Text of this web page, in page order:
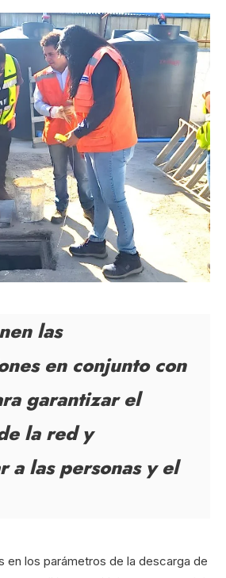
las
en conjunto con
garantizar el
la red y
a las personas y el
en los parámetros de la descarga de